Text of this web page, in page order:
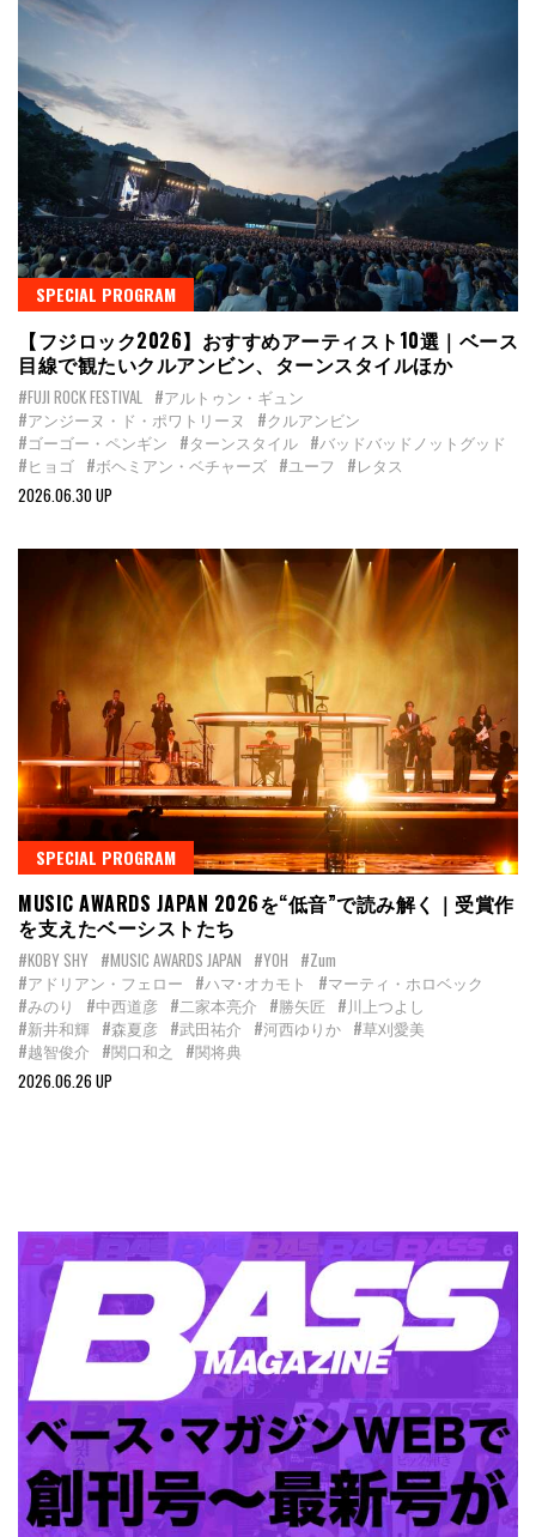
SPECIAL PROGRAM
【フジロック2026】おすすめアーティスト10選｜ベース
目線で観たいクルアンビン、ターンスタイルほか
#FUJI ROCK FESTIVAL #アルトゥン・ギュン
#アンジーヌ・ド・ポワトリーヌ
#クルアンビン
#ゴーゴー・ペンギン #ターンスタイル #バッドバッドノットグッド
#ヒョゴ #ボヘミアン・ベチャーズ #ユーフ
#レタス
2026.06.30 UP
SPECIAL PROGRAM
MUSIC AWARDS JAPAN 2026を“低音”で読み解く｜受賞作
を支えたベーシストたち
#KOBY SHY #MUSIC AWARDS JAPAN #YOH #Zum
#アドリアン・フェロー #ハマ･オカモト
#マーティ・ホロベック
#みのり
#中西道彦 #二家本亮介 #勝矢匠 #川上つよし
#新井和輝 #森夏彦 #武田祐介 #河西ゆりか #草刈愛美
#越智俊介 #関口和之
#関将典
2026.06.26 UP